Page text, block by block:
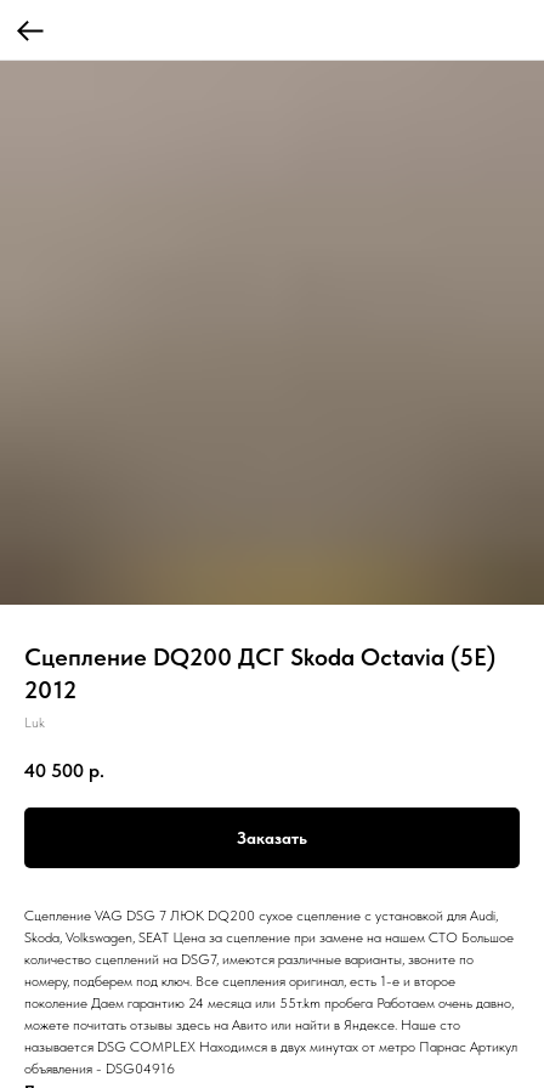
Сцепление DQ200 ДСГ Skoda Octavia (5E)
2012
Luk
40 500 р.
Заказать
Сцепление VAG DSG 7 ЛЮК DQ200 сухое сцепление с установкой для Audi,
Skoda, Volkswagen, SEAT Цена за сцепление при замене на нашем СТО Большое
количество сцеплений на DSG7, имеются различные варианты, звоните по
номеру, подберем под ключ. Все сцепления оригинал, есть 1-е и второе
поколение Даем гарантию 24 месяца или 55т.km пробега Работаем очень давно,
можете почитать отзывы здесь на Авито или найти в Яндексе. Наше сто
называется DSG COMPLEX Находимся в двух минутах от метро Парнас Артикул
объявления - DSG04916